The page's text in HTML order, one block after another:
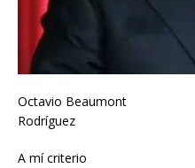
Octavio Beaumont
Rodríguez
A mí criterio